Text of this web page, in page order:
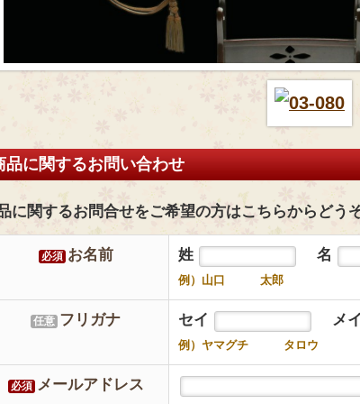
品に関するお問い合わせ
に関するお問合せをご希望の方はこちらからどうぞ
必須 お名前 姓 名
例）山口 太郎
任意 フリガナ セイ メイ
例）ヤマグチ タロウ
必須 メールアドレス